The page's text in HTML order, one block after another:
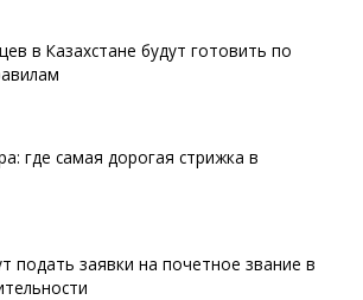
в Казахстане будут готовить по
где самая дорогая стрижка в
подать заявки на почетное звание в